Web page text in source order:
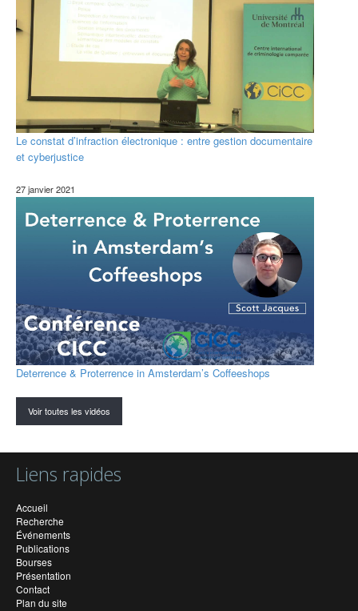
Le constat d’infraction électronique : entre gestion documentaire
et cyberjustice
27 janvier 2021
Deterrence & Proterrence in Amsterdam’s Coffeeshops
Voir toutes les vidéos
Liens rapides
Accueil
Recherche
Événements
Publications
Bourses
Présentation
Contact
Plan du site